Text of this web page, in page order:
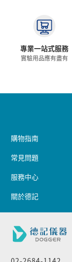
專業一站式服務
實驗用品應有盡有
購物指南
常見問題
服務中心
關於德記